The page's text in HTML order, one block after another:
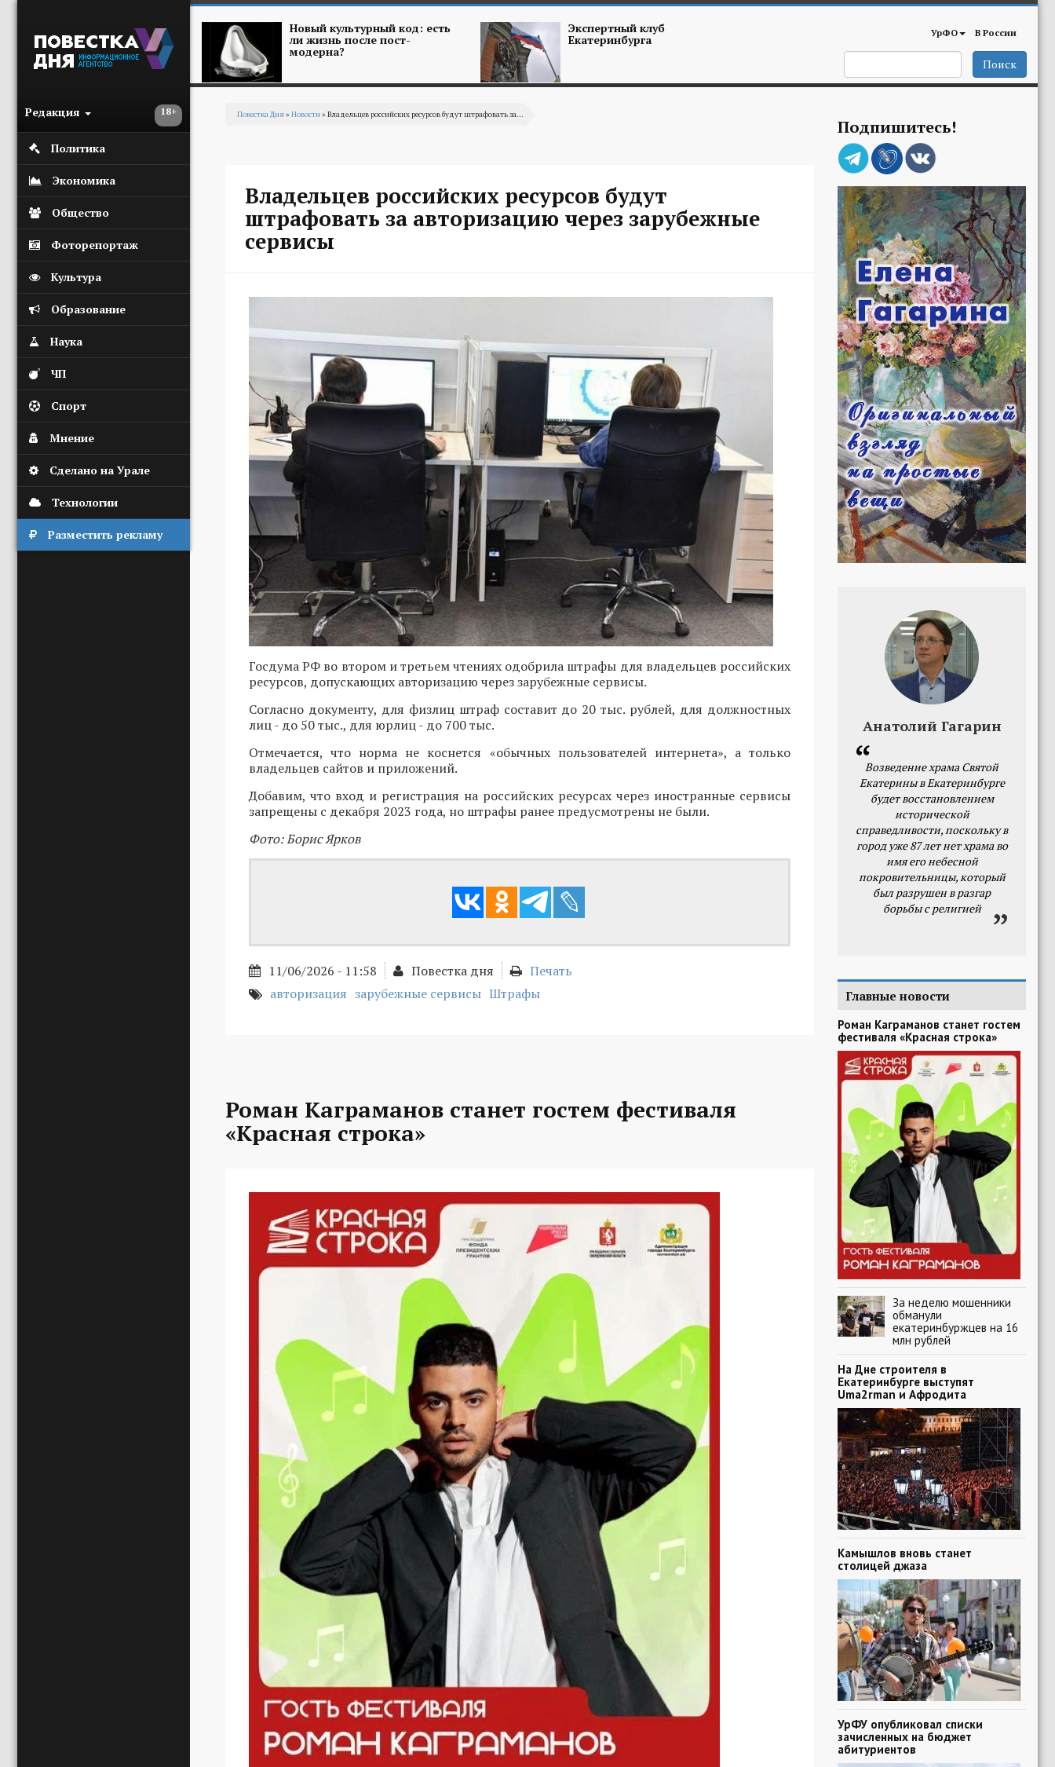
18+
Редакция
Политика
Экономика
Общество
Фоторепортаж
Культура
Образование
Наука
ЧП
Спорт
Мнение
Сделано на Урале
Технологии
Разместить рекламу
Новый культурный код: есть
ли жизнь после пост-
модерна?
Экспертный клуб
Екатеринбурга УрФО В России
Поиск
Повестка Дня» Новости» Владельцев российских ресурсов будут штрафовать за...
Владельцев российских ресурсов будут
штрафовать за авторизацию через зарубежные
сервисы
Госдума РФ во втором и третьем чтениях одобрила штрафы для владельцев российских
ресурсов, допускающих авторизацию через зарубежные сервисы.
Согласно документу, для физлиц штраф составит до 20 тыс. рублей, для должностных
лиц - до 50 тыс., для юрлиц - до 700 тыс.
Отмечается, что норма не коснется «обычных пользователей интернета», а только
владельцев сайтов и приложений.
Добавим, что вход и регистрация на российских ресурсах через иностранные сервисы
запрещены с декабря 2023 года, но штрафы ранее предусмотрены не были.
Фото: Борис Ярков
11/06/2026 - 11:58 Повестка дня
Печать
авторизация зарубежные сервисы Штрафы
Роман Каграманов станет гостем фестиваля
«Красная строка»
Подпишитесь!
Анатолий Гагарин
Возведение храма Святой
Екатерины в Екатеринбурге
будет восстановлением
исторической
справедливости, поскольку в
город уже 87 лет нет храма во
имя его небесной
покровительницы, который
был разрушен в разгар
борьбы с религией
Главные новости
Роман Каграманов станет гостем
фестиваля «Красная строка»
За неделю мошенники
обманули
екатеринбуржцев на 16
млн рублей
На Дне строителя в
Екатеринбурге выступят
Uma2rman и Афродита
Камышлов вновь станет
столицей джаза
УрФУ опубликовал списки
зачисленных на бюджет
абитуриентов